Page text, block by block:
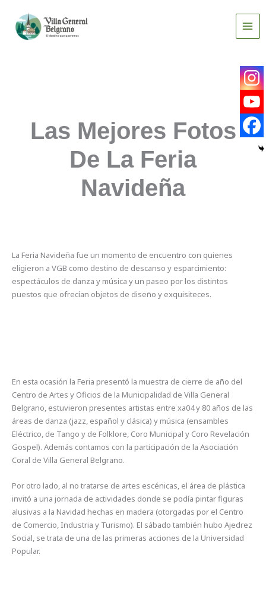
contenido
Las Mejores Fotos
De La Feria
Navideña
La Feria Navideña fue un momento de encuentro con quienes
eligieron a VGB como destino de descanso y esparcimiento:
espectáculos de danza y música y un paseo por los distintos
puestos que ofrecían objetos de diseño y exquisiteces.
En esta ocasión la Feria presentó la muestra de cierre de año del
Centro de Artes y Oficios de la Municipalidad de Villa General
Belgrano, estuvieron presentes artistas entre xa04 y 80 años de las
áreas de danza (jazz, español y clásica) y música (ensambles
Eléctrico, de Tango y de Folklore, Coro Municipal y Coro Revelación
Gospel). Además contamos con la participación de la Asociación
Coral de Villa General Belgrano.
Por otro lado, al no tratarse de artes escénicas, el área de plástica
invitó a una jornada de actividades donde se podía pintar figuras
alusivas a la Navidad hechas en madera (otorgadas por el Centro
de Comercio, Industria y Turismo). El sábado también hubo Ajedrez
Social, se trata de una de las primeras acciones de la Universidad
Popular.